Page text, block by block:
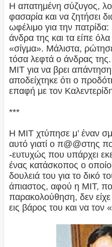
Η απατημένη σύζυγος,
φασαρία και να ζητήσει
ωφέλιμο για την
άνδρα της και τα είπε
«σίγμα». Μάλιστα,
τόσα λεφτά ο άνδρας
ΜΙΤ για να βρει
αποδείχτηκε ότι ο
επαφή με τον
***
Η ΜΙΤ χτύπησε μ’ έναν
αυτό γιατί ο π@@στης
-ευτυχώς που υπάρχει
ένας κατάσκοπος ο
δουλειά του για το δικό
άπιαστος, αφού η ΜΙΤ,
παρακολούθηση, δεν είχε
εις βάρος του και να τον